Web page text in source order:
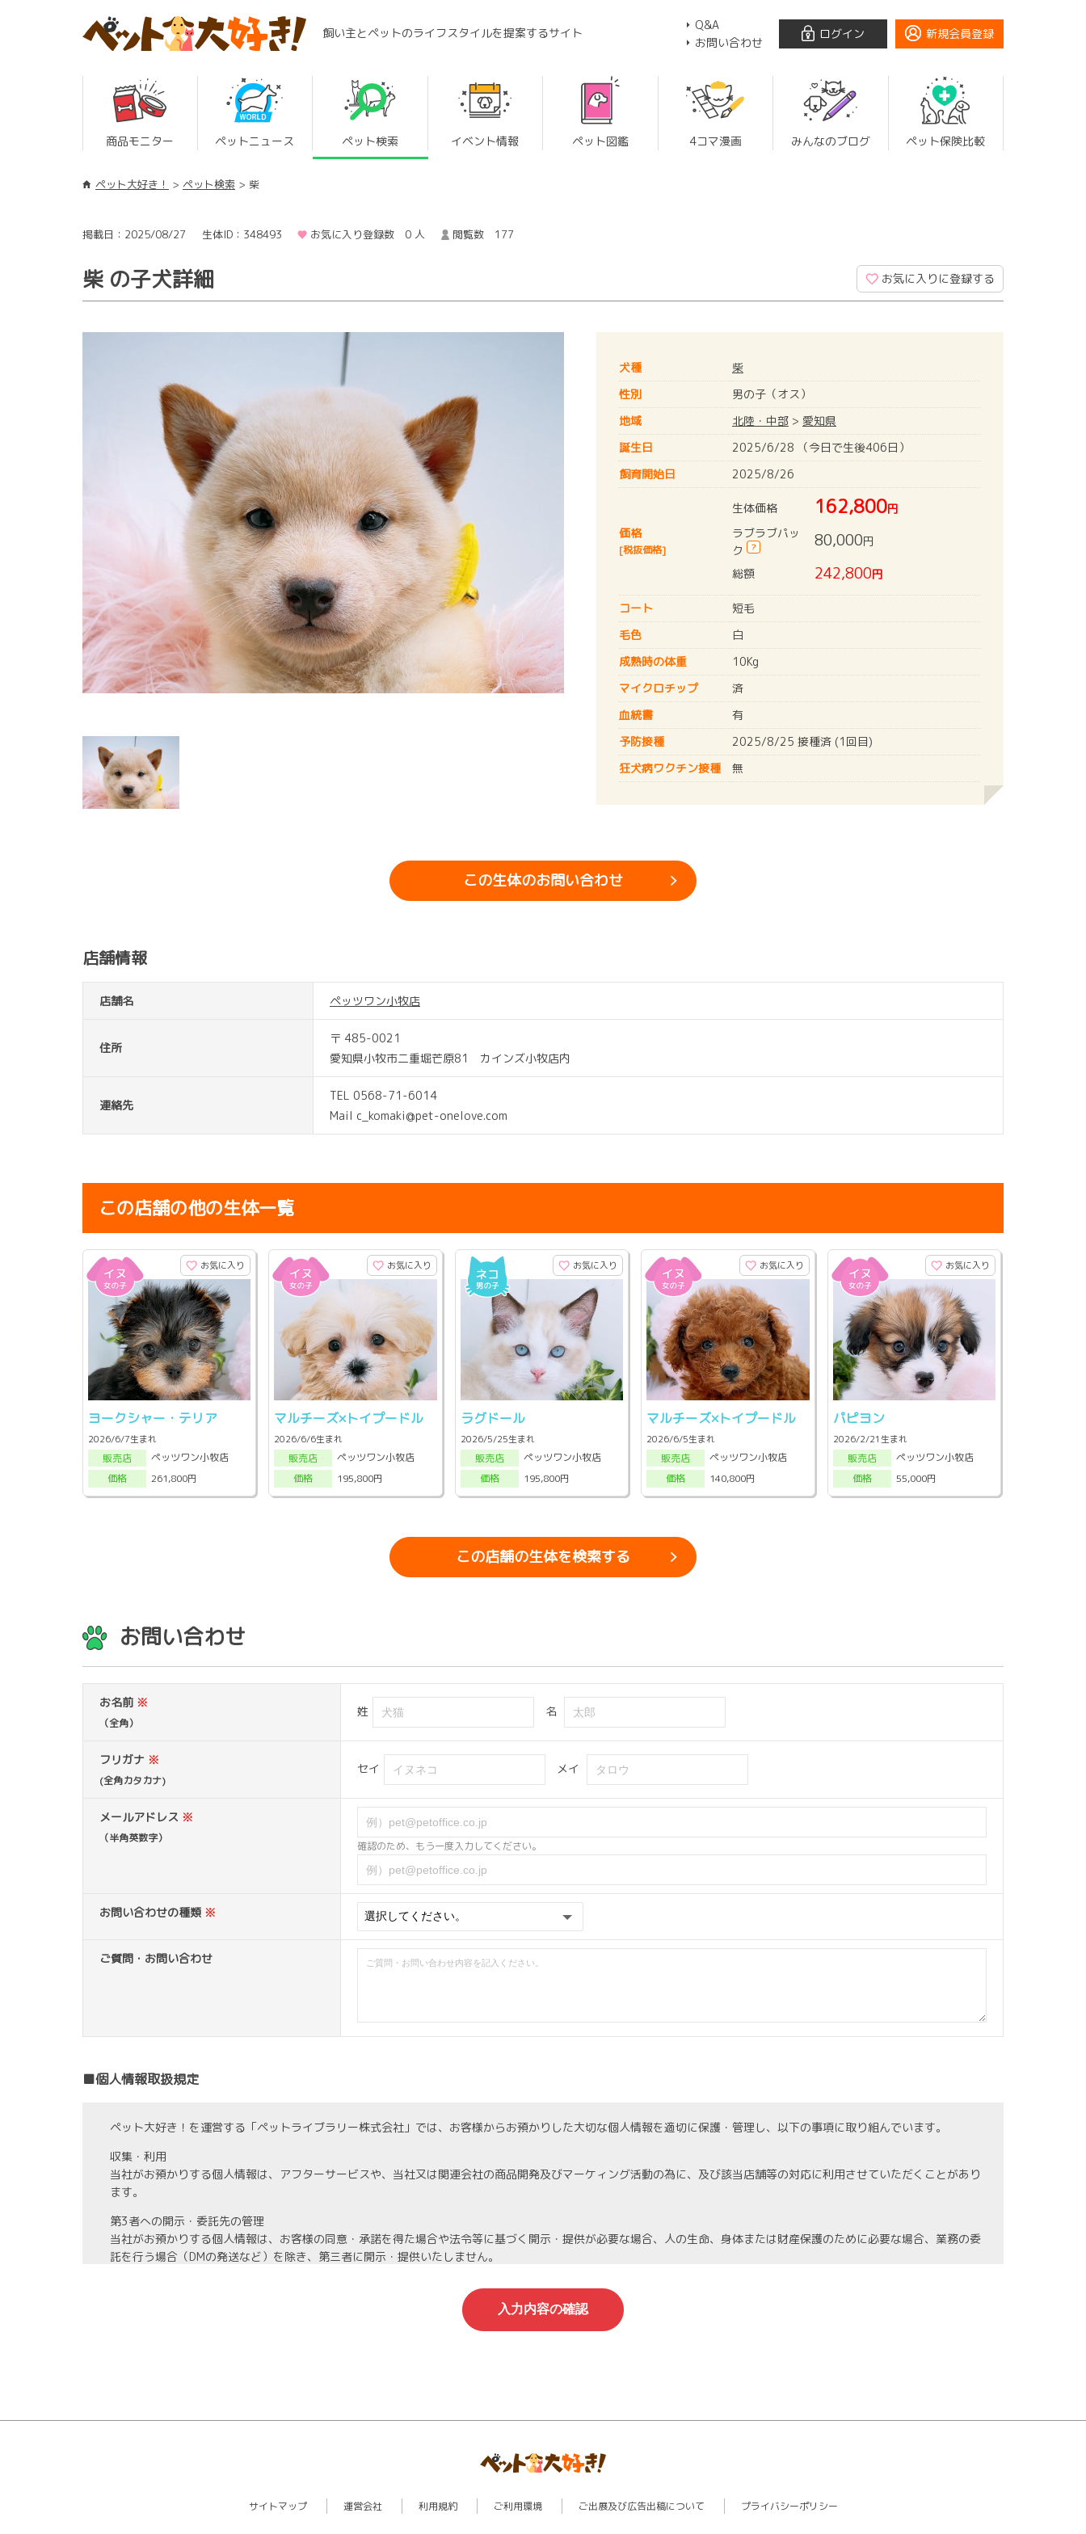
飼い主とペットのライフスタイルを提案するサイト
Q&A
お問い合わせ
ログイン 新規会員登録
商品モニター ペットニュース ペット検索 イベント情報 ペット図鑑 4コマ漫画 みんなのブログ ペット保険比較
ペット大好き！ ペット検索 柴
掲載日：2025/08/27 生体ID：348493 お気に入り登録数 0 人 閲覧数 177
柴 の子犬詳細 お気に入りに登録する
犬種
柴
性別
男の子（オス）
地域
北陸・中部 > 愛知県
誕生日
2025/6/28 （今日で生後406日）
飼育開始日
2025/8/26
価格
[税抜価格]
生体価格 162,800円
ラブラブパッ
ク
? 80,000円
総額 242,800円
コート
短毛
毛色
白
成熟時の体重
10Kg
マイクロチップ
済
血統書
有
予防接種
2025/8/25 接種済 (1回目)
狂犬病ワクチン接種 無
この生体のお問い合わせ
店舗情報
店舗名 ペッツワン小牧店
住所
〒 485-0021
愛知県小牧市二重堀芒原81 カインズ小牧店内
連絡先
TEL 0568-71-6014
Mail c_komaki@pet-onelove.com
この店舗の他の生体一覧
お気に入り
ヨークシャー・テリア
2026/6/7生まれ
販売店
ペッツワン小牧店
価格
261,800円
お気に入り
マルチーズ×トイプードル
2026/6/6生まれ
販売店
ペッツワン小牧店
価格
195,800円
お気に入り
ラグドール
2026/5/25生まれ
販売店
ペッツワン小牧店
価格
195,800円
お気に入り
マルチーズ×トイプードル
2026/6/5生まれ
販売店
ペッツワン小牧店
価格
140,800円
お気に入り
パピヨン
2026/2/21生まれ
販売店
ペッツワン小牧店
価格
55,000円
この店舗の生体を検索する
お問い合わせ
お名前 ※
（全角）
姓 名
フリガナ ※
(全角カタカナ)
セイ メイ
メールアドレス ※
（半角英数字）
確認のため、もう一度入力してください。
お問い合わせの種類 ※
ご質問・お問い合わせ
■個人情報取扱規定
ペット大好き！を運営する「ペットライブラリー株式会社」では、お客様からお預かりした大切な個人情報を適切に保護・管理し、以下の事項に取り組んでいます。
収集・利用
当社がお預かりする個人情報は、アフターサービスや、当社又は関連会社の商品開発及びマーケィング活動の為に、及び該当店舗等の対応に利用させていただくことがあり
ます。
第3者への開示・委託先の管理
当社がお預かりする個人情報は、お客様の同意・承諾を得た場合や法令等に基づく開示・提供が必要な場合、人の生命、身体または財産保護のために必要な場合、業務の委
託を行う場合（DMの発送など）を除き、第三者に開示・提供いたしません。
当社がお預かりする氏名、住所、電話番号等の個人情報は当社が責任を持って管理し、個人情報への不正アクセスや情報の紛失、破壊、漏洩等などの危険防止に努めます。
サイトマップ 運営会社 利用規約 ご利用環境 ご出展及び広告出稿について プライバシーポリシー